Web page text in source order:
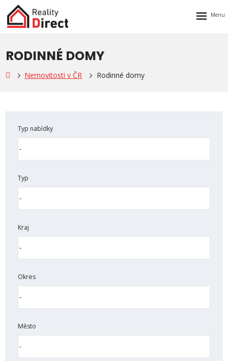
RODINNÉ DOMY
Nemovitosti v ČR Rodinné domy
Typ nabídky
Typ
Kraj
Okres
Město